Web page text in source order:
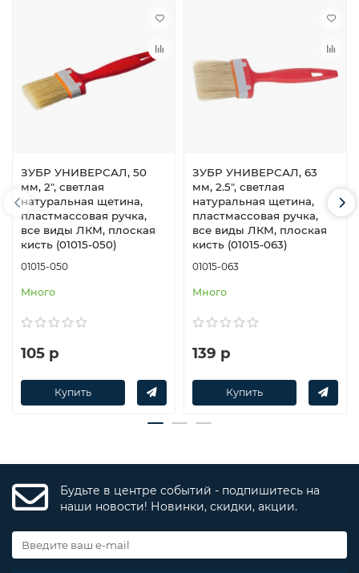
ЗУБР УНИВЕРСАЛ, 50
мм, 2″, светлая
натуральная щетина,
пластмассовая ручка,
все виды ЛКМ, плоская
кисть (01015-050)
01015-050
Много
105 р
Купить
ЗУБР УНИВЕРСАЛ, 63
мм, 2.5″, светлая
натуральная щетина,
пластмассовая ручка,
все виды ЛКМ, плоская
кисть (01015-063)
01015-063
Много
139 р
Купить
Будьте в центре событий - подпишитесь на
наши новости! Новинки, скидки, акции.